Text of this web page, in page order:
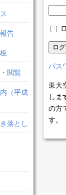
告
閲覧
（平成
落とし
ロ
パス
東大
しま
の方
す。